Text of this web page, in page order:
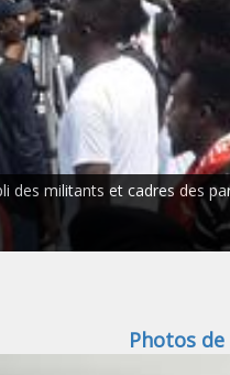
des militants et cadres des
Photos